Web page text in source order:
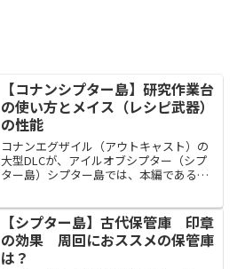
【コナンシプター島】研究作業台
の使い方とメイス（レシピ武器）
の性能
コナンエグザイル（アウトキャスト）の
大型DLCが、アイルオブシプター（シプ
ター島）シプター島では、本編である追
つが研究作業台。現在、研究作業台が使
いづらいので、研究作業...
【シプター島】古代保管庫 印章
の効果 周回におススメの保管庫
は？